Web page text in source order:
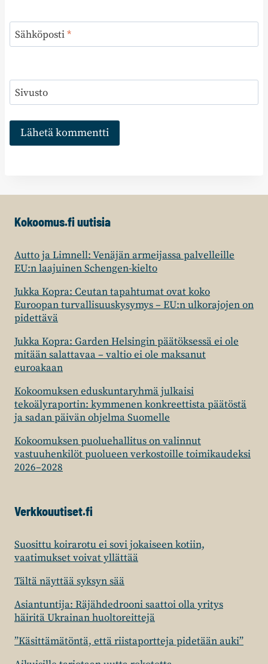
Sähköposti*
Sivusto
Kokoomus.fi uutisia
Autto ja Limnell: Venäjän armeijassa palvelleille
EU:n laajuinen Schengen-kielto
Jukka Kopra: Ceutan tapahtumat ovat koko
Euroopan turvallisuuskysymys – EU:n ulkorajojen on
pidettävä
Jukka Kopra: Garden Helsingin päätöksessä ei ole
mitään salattavaa – valtio ei ole maksanut
euroakaan
Kokoomuksen eduskuntaryhmä julkaisi
tekoälyraportin: kymmenen konkreettista päätöstä
ja sadan päivän ohjelma Suomelle
Kokoomuksen puoluehallitus on valinnut
vastuuhenkilöt puolueen verkostoille toimikaudeksi
2026–2028
Verkkouutiset.fi
Suosittu koirarotu ei sovi jokaiseen kotiin,
vaatimukset voivat yllättää
Tältä näyttää syksyn sää
Asiantuntija: Räjähdedrooni saattoi olla yritys
häiritä Ukrainan huoltoreittejä
”Käsittämätöntä, että riistaportteja pidetään auki”